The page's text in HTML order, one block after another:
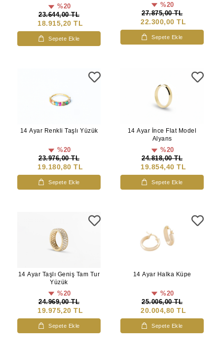
%20
23.644,00 TL
18.915,20 TL
Sepete Ekle
%20
27.875,00 TL
22.300,00 TL
Sepete Ekle
14 Ayar Renkli Taşlı Yüzük
%20
23.976,00 TL
19.180,80 TL
Sepete Ekle
14 Ayar İnce Flat Model
Alyans
%20
24.818,00 TL
19.854,40 TL
Sepete Ekle
14 Ayar Taşlı Geniş Tam Tur
Yüzük
%20
24.969,00 TL
19.975,20 TL
Sepete Ekle
14 Ayar Halka Küpe
%20
25.006,00 TL
20.004,80 TL
Sepete Ekle